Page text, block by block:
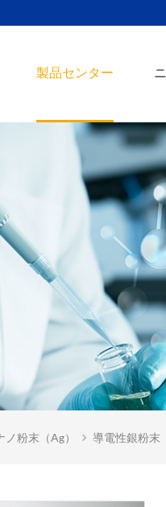
製品センター
ノ粉末（ag） 導電性銀粉末